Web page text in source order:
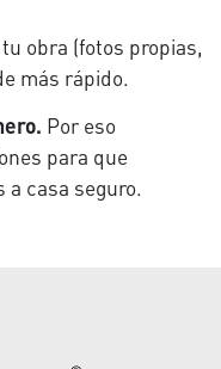
obra (fotos propias,
más rápido.
Por eso
para que
a casa seguro.